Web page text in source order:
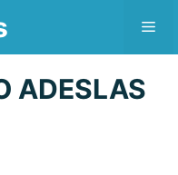
ADESLAS